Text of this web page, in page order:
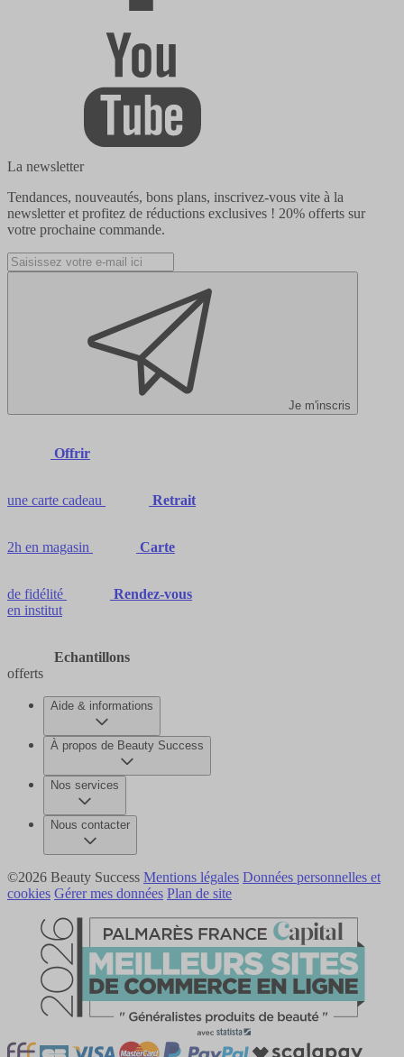
La newsletter
Tendances, nouveautés, bons plans, inscrivez-vous vite à la
newsletter et profitez de réductions exclusives ! 20% offerts sur
votre prochaine commande.
Je m'inscris
Offrir
une carte cadeau Retrait
2h en magasin Carte
de fidélité
Rendez-vous
en institut
Echantillons
offerts
Aide & informations
À propos de Beauty Success
Nos services
Nous contacter
©2026 Beauty Success Mentions légales Données personnelles et
cookies Gérer mes données Plan de site